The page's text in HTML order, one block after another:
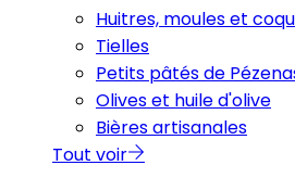
Huitres, moules et
Tielles
Petits pâtés de
Olives et huile d'olive
Bières artisanales
Tout voir